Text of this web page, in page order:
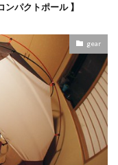
パクトポール 】
gear